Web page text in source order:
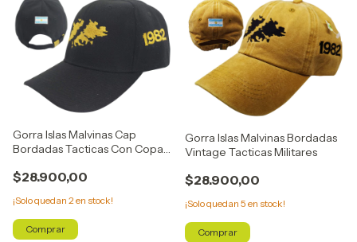
Gorra Islas Malvinas Cap
Bordadas Tacticas Con Copa
$28.900,00
¡Solo quedan 2 en stock!
Comprar
Gorra Islas Malvinas Bordadas
Vintage Tacticas Militares
$28.900,00
¡Solo quedan 5 en stock!
Comprar